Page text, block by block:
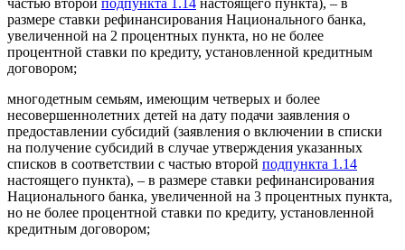
размере ставки рефинансирования Национального банка,
увеличенной на 2 процентных пункта, но не более
процентной ставки по кредиту, установленной кредитным
договором;
многодетным семьям, имеющим четверых и более
несовершеннолетних детей на дату подачи заявления о
предоставлении субсидий (заявления о включении в списки
на получение субсидий в случае утверждения указанных
списков в соответствии с частью второй подпункта 1.14
настоящего пункта), – в размере ставки рефинансирования
Национального банка, увеличенной на 3 процентных пункта,
но не более процентной ставки по кредиту, установленной
кредитным договором;